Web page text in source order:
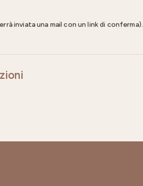
inviata una mail con un link di conferma).